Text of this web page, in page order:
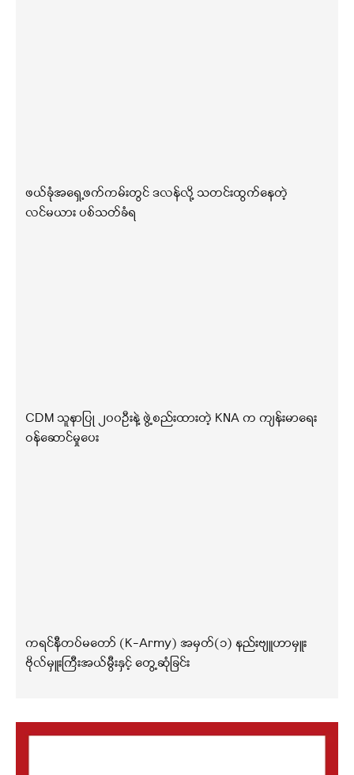
ဖယ်ခုံအရှေ့ဖက်ကမ်းတွင် ဒလန်လို့ သတင်းထွက်နေတဲ့
လင်မယား ပစ်သတ်ခံရ
CDM သူနာပြု ၂၀၀ဦးနဲ့ ဖွဲ့စည်းထားတဲ့ KNA က ကျန်းမာရေး
ဝန်ဆောင်မှုပေး
ကရင်နီတပ်မတော် (K-Army) အမှတ်(၁) နည်းဗျူဟာမှူး
ဗိုလ်မှူးကြီးအယ်မွီးနှင့် တွေ့ဆုံခြင်း